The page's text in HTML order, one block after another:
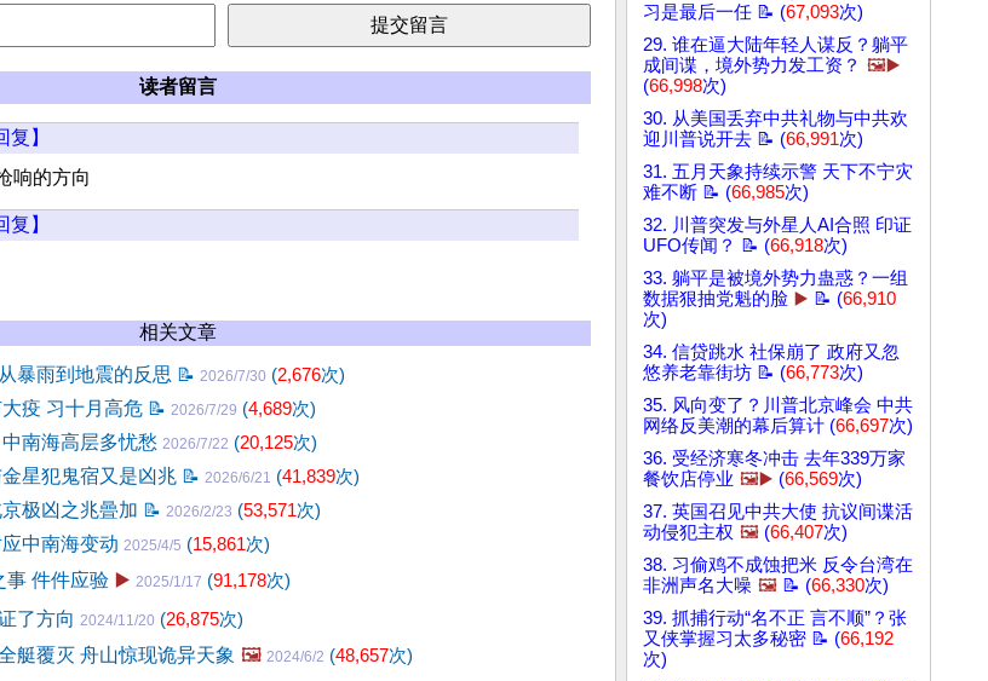
读者留言
复】
响的方向
复】
相关文章
暴雨到地震的反思 📝 2026/7/30 (2,676次)
疫 习十月高危 📝 2026/7/29 (4,689次)
南海高层多忧愁 2026/7/22 (20,125次)
星犯鬼宿又是凶兆 📝 2026/6/21 (41,839次)
极凶之兆曡加 📝 2026/2/23 (53,571次)
中南海变动 2025/4/5 (15,861次)
事 件件应验 ▶️ 2025/1/17 (91,178次)
了方向 2024/11/20 (26,875次)
艇覆灭 舟山惊现诡异天象 🖼️ 2024/6/2 (48,657次)
习是最后一任 📝 (67,093次)
29. 谁在逼大陆年轻人谋反？躺平
成间谍，境外势力发工资？ 🖼️▶️
(66,998次)
30. 从美国丢弃中共礼物与中共欢
迎川普说开去 📝 (66,991次)
31. 五月天象持续示警 天下不宁灾
难不断 📝 (66,985次)
32. 川普突发与外星人AI合照 印证
UFO传闻？ 📝 (66,918次)
33. 躺平是被境外势力蛊惑？一组
数据狠抽党魁的脸 ▶️ 📝 (66,910
次)
34. 信贷跳水 社保崩了 政府又忽
悠养老靠街坊 📝 (66,773次)
35. 风向变了？川普北京峰会 中共
网络反美潮的幕后算计 (66,697次)
36. 受经济寒冬冲击 去年339万家
餐饮店停业 🖼️▶️ (66,569次)
37. 英国召见中共大使 抗议间谍活
动侵犯主权 🖼️ (66,407次)
38. 习偷鸡不成蚀把米 反令台湾在
非洲声名大噪 🖼️ 📝 (66,330次)
39. 抓捕行动“名不正 言不顺”？张
又侠掌握习太多秘密 📝 (66,192
次)